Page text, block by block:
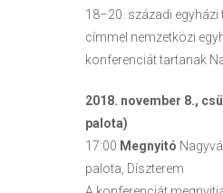
18–20. századi
címmel nemzetközi
konferenciát tartanak
2018. november 8.,
palota)
17:00 Megnyitó
palota, Díszterem